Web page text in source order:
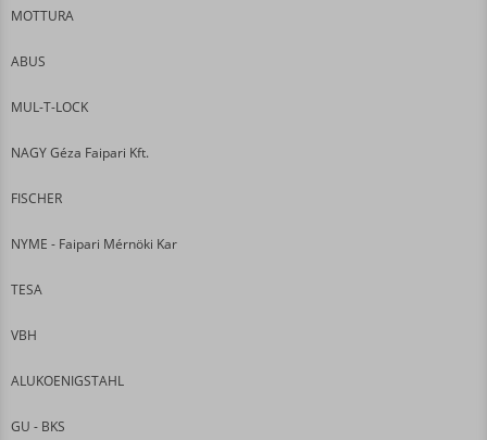
MOTTURA
ABUS
MUL-T-LOCK
NAGY Géza Faipari Kft.
FISCHER
NYME - Faipari Mérnöki Kar
TESA
VBH
ALUKOENIGSTAHL
GU - BKS